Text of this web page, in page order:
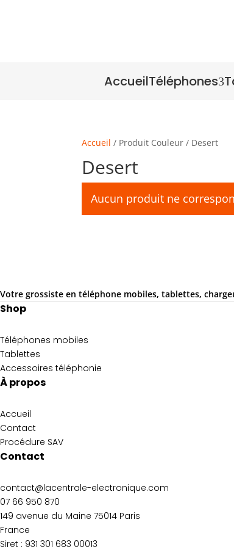
AccueilTéléphones3
Accueil / Produit Couleur / Desert
Desert
Aucun produit ne
Votre grossiste en téléphone mobiles, tablettes,
Shop
Téléphones mobiles
Tablettes
Accessoires téléphonie
À propos
Accueil
Contact
Procédure SAV
Contact
contact@lacentrale-electronique.com
07 66 950 870
149 avenue du Maine 75014 Paris
France
Siret : 931 301 683 00013